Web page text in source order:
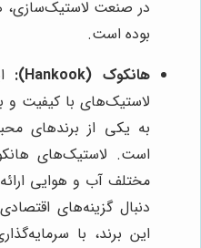
در صنعت لاستیک‌سازی،
بوده است.
هانکوک (Hankook):
لاستیک‌های با کیفیت و
به یکی از برندهای
است. لاستیک‌های
مختلف آب و هوایی
دنبال گزینه‌های
این برند، با